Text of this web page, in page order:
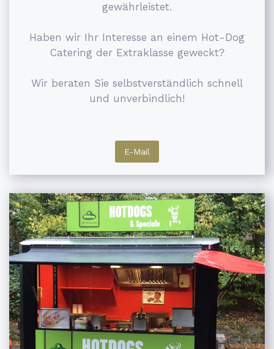
gewährleistet.
Haben wir Ihr Interesse an einem Hot-Dog
Catering der Extraklasse geweckt?
Wir beraten Sie selbstverständlich schnell
und unverbindlich!
E-Mail